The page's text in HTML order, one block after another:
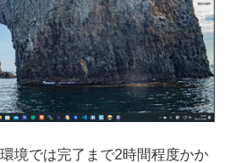
境では完了まで2時間程度かか